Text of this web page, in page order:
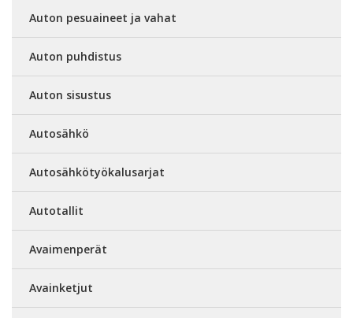
Auton pesuaineet ja vahat
Auton puhdistus
Auton sisustus
Autosähkö
Autosähkötyökalusarjat
Autotallit
Avaimenperät
Avainketjut